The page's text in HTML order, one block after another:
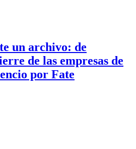
un archivo: de
de las empresas de
por Fate